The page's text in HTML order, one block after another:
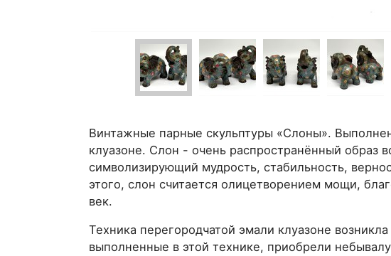
Винтажные парные скульптуры «Слоны».
клуазоне. Слон - очень распространённый образ
символизирующий мудрость, стабильность,
этого, слон считается олицетворением мощи,
век.
Техника перегородчатой эмали клуазоне
выполненные в этой технике, приобрели